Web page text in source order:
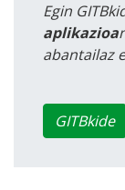
Egin
aplikazioa
abantailaz
GITBkide